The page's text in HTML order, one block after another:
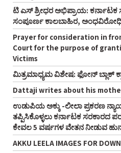
ಟಿ ಎಸ್‌ ಶ್ರೀಧರ ಅಭಿಪ್ರಾಯ: ಕರ್ನಾಟಕ
ಸಂಪೂರ್ಣ ಕಾಲಬಾಹಿರ,
Prayer for consideration in
Court for the purpose of
Victims
ಮಿತ್ರಮಾಧ್ಯಮ ವಿಶೇಷ: ಫೋನ್‌ ಬ್ಲಾಕ್‌
Dattaji writes about his
ಉಡುಪಿಯ ಅಕ್ಕು -ಲೀಲಾ ಪ್ರಕರಣ
ತಪ್ಪಿಸಿಕೊಳ್ಳಲು ಕರ್ನಾಟಕ ಸರಕಾರದ
ಕೇವಲ 5 ವರ್ಷಗಳ ವೇತನ ನೀಡುವ
AKKU LEELA IMAGES FOR